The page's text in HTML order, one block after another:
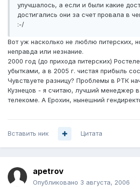
улучшалось, а если и были какие
достигались они за счет провала в
:-/
Вот уж насколько не люблю питерских,
неправда или незнание.
2000 год (до прихода питерских)
убытками, а в 2005 г. чистая прибыль
Чувствуете разницу? Проблемы в РТК
Кузнецов - я считаю, лучший менеджер
телекоме. А Ерохин, нынешний
Вставить ник Цитата
apetrov
Опубликовано 3 августа, 2006